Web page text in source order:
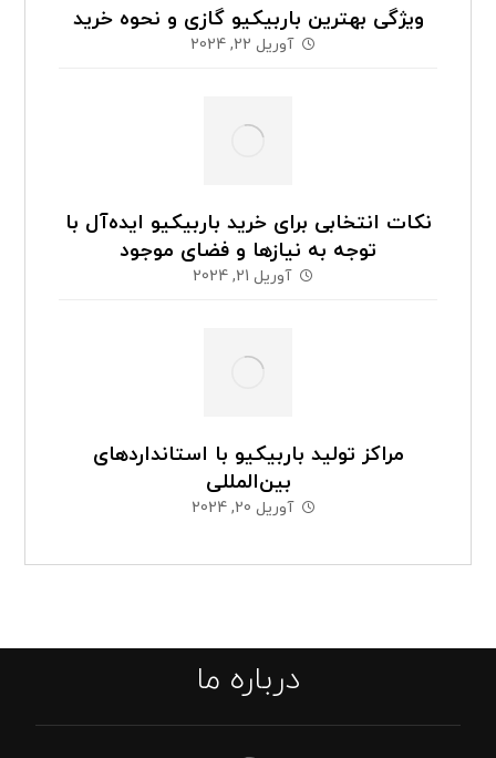
ویژگی بهترین باربیکیو گازی و نحوه خرید
آوریل 22, 2024
نکات انتخابی برای خرید باربیکیو ایده‌آل با
توجه به نیازها و فضای موجود
آوریل 21, 2024
مراکز تولید باربیکیو با استانداردهای
بین‌المللی
آوریل 20, 2024
درباره ما